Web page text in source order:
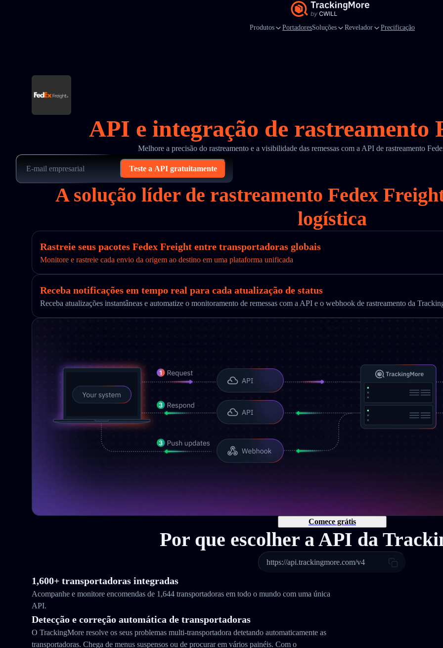
Produtos PortadoresSoluções Revelador Precificação
API e integração de rastreamento
Melhore a precisão do rastreamento e a visibilidade das remessas com a API de rastreamento
Teste a API gratuitamente
A solução líder de rastreamento Fedex
logística
Rastreie seus pacotes Fedex Freight entre transportadoras globais
Monitore e rastreie cada envio da origem ao destino em uma plataforma unificada
Receba notificações em tempo real para cada atualização de status
Receba atualizações instantâneas e automatize o monitoramento de remessas com a API e o webhook de rastreamento da
Comece grátis
Por que escolher a API da
https://api.trackingmore.com/v4
1,600+ transportadoras integradas
Acompanhe e monitore encomendas de 1,644 transportadoras em todo o mundo com uma única
API.
Detecção e correção automática de transportadoras
O TrackingMore resolve os seus problemas multi-transportadora detetando automaticamente as
transportadoras. Chega de menus suspensos ou de procurar em vários painéis. Com o